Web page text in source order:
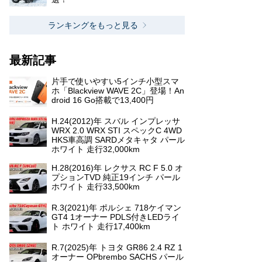
ランキングをもっと見る
最新記事
片手で使いやすい5インチ小型スマ
ホ「Blackview WAVE 2C」登場！An
droid 16 Go搭載で13,400円
H.24(2012)年 スバル インプレッサ
WRX 2.0 WRX STI スペックC 4WD
HKS車高調 SARDメタキャタ パール
ホワイト 走行32,000km
H.28(2016)年 レクサス RC F 5.0 オ
プションTVD 純正19インチ パール
ホワイト 走行33,500km
R.3(2021)年 ポルシェ 718ケイマン
GT4 1オーナー PDLS付きLEDライ
ト ホワイト 走行17,400km
R.7(2025)年 トヨタ GR86 2.4 RZ 1
オーナー OPbrembo SACHS パール